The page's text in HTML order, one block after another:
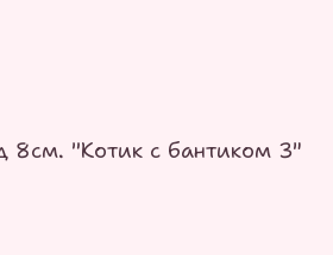
8см. "Котик с бантиком 3"